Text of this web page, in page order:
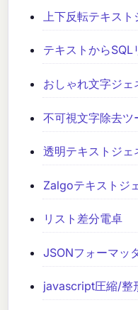
上下反転テキス
テキストからSQL
おしゃれ文字ジェ
不可視文字除去ツ
透明テキストジェ
Zalgoテキストジ
リスト差分電卓
JSONフォーマッ
javascript圧縮/整